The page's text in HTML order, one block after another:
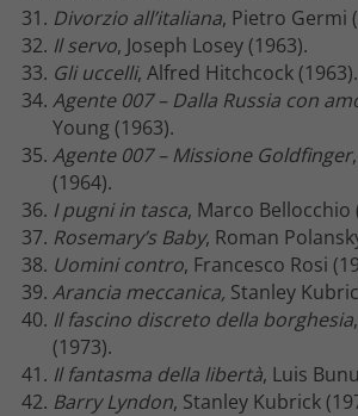
Divorzio all’italiana, Pietro Germi
Il servo, Joseph Losey (1963).
Gli uccelli, Alfred Hitchcock(1963).
Agente 007 – Dalla Russia con
Young (1963).
Agente 007 – Missione Goldfinger
(1964).
I pugni in tasca, Marco Bellocchio
Rosemary’s Baby, Roman
Uomini contro, Francesco Rosi
Arancia meccanica, Stanley
Il fascino discreto della borghesia
(1973).
Il fantasma della libertà, Luis
Barry Lyndon, Stanley Kubrick